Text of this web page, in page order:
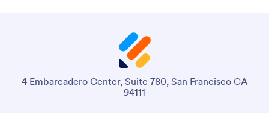
4 Embarcadero Center, Suite 780, San Francisco CA
94111